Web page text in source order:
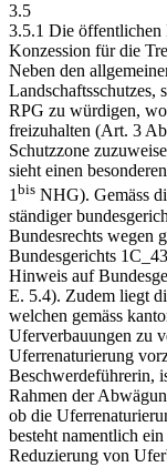
3.5
3.5.1 Die öffentlichen
Konzession für die
Neben den
Landschaftsschutzes,
RPG zu würdigen,
freizuhalten (Art. 3
Schutzzone
sieht einen
1bis NHG). Gemäss
ständiger
Bundesrechts wegen
Bundesgerichts
Hinweis auf
E. 5.4). Zudem liegt
welchen gemäss
Uferverbauungen zu
Uferrenaturierung
Beschwerdeführerin,
Rahmen der
ob die
besteht namentlich
Reduzierung von